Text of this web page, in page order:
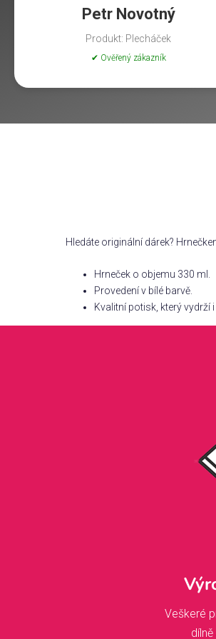
Petr Novotný
Produkt: Plecháček
✔ Ověřený zákazník
Hledáte originální dárek?
Hrneček o objemu 330 ml.
Provedení v bílé barvě.
Kvalitní potisk, který vydrží
Veškeré